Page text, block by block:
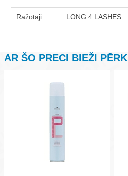
Ražotāji LONG 4 LASHES
AR ŠO PRECI BIEŽI PĒRK